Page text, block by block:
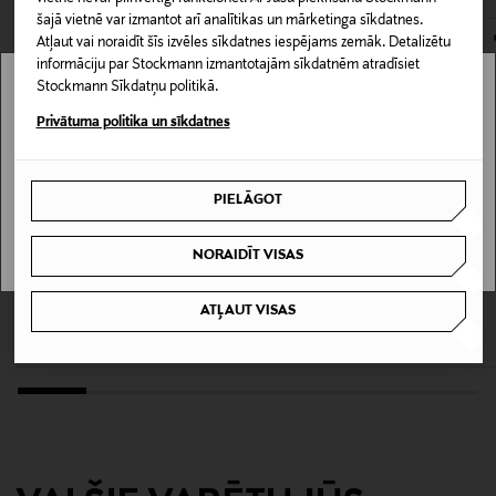
šajā vietnē var izmantot arī analītikas un mārketinga sīkdatnes.
Atļaut vai noraidīt šīs izvēles sīkdatnes iespējams zemāk. Detalizētu
informāciju par Stockmann izmantotajām sīkdatnēm atradīsiet
Stockmann Sīkdatņu politikā.
Privātuma politika un sīkdatnes
PIELĀGOT
NORAIDĪT VISAS
ATĻAUT VISAS
Materiāls
100% kokvilna
INDIJA
Ražotāja daļas numurs
IZPĀRDOŠANA 40% IZPĀRDOŠANA 40%
MARC O'POLO
Stockmann nav pieejams tavā valstī.
I UNDERSTAND